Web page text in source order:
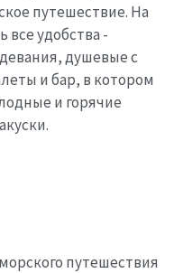
путешествие. На
все удобства -
душевые с
и бар, в котором
и горячие
путешествия